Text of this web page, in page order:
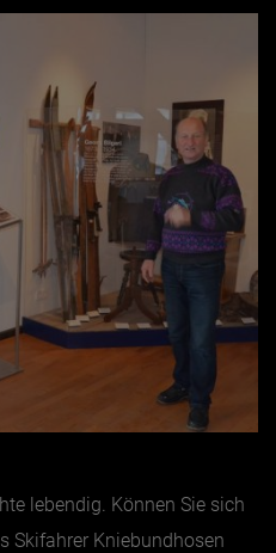
lebendig. Können Sie sich
Skifahrer Kniebundhosen